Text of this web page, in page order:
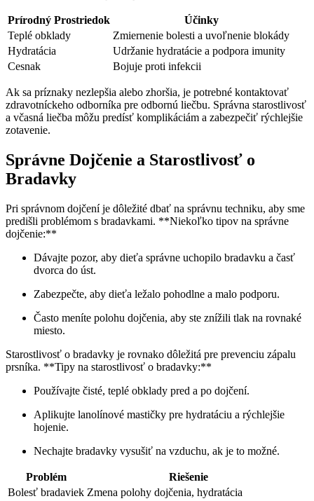
Prírodný Prostriedok
Účinky
Teplé obklady
Zmiernenie bolesti a uvoľnenie blokády
Hydratácia
Udržanie hydratácie a podpora imunity
Cesnak
Bojuje ⁢proti infekcii
Ak sa‍ príznaky nezlepšia alebo zhoršia, je potrebné kontaktovať
zdravotníckeho odborníka pre odbornú ⁢liečbu. Správna starostlivosť
a včasná liečba môžu predísť komplikáciám a zabezpečiť rýchlejšie
zotavenie.
Správne Dojčenie a Starostlivosť o
Bradavky
Pri správnom dojčení⁢ je dôležité dbať na správnu techniku, aby sme
⁤predišli problémom s bradavkami. **Niekoľko tipov na⁣ správne
dojčenie:**
Dávajte pozor, aby dieťa správne uchopilo bradavku a časť
dvorca ⁢do úst.
Zabezpečte,‌ aby dieťa ležalo pohodlne a ⁤malo podporu.
Často⁣ meníte polohu ‍dojčenia,‍ aby ste znížili tlak na rovnaké
miesto.
Starostlivosť o bradavky je rovnako‍ dôležitá pre prevenciu zápalu
prsníka. **Tipy na starostlivosť o bradavky:**
Používajte čisté, teplé obklady pred a po dojčení.
Aplikujte ⁤lanolínové mastičky pre hydratáciu a rýchlejšie
hojenie.
Nechajte bradavky vysušiť na vzduchu, ak ‍je to možné.
Problém
Riešenie
Bolesť bradaviek Zmena polohy dojčenia, hydratácia